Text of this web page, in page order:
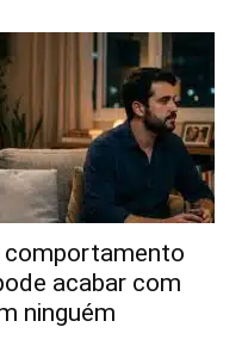
comportamento
acabar com
ninguém